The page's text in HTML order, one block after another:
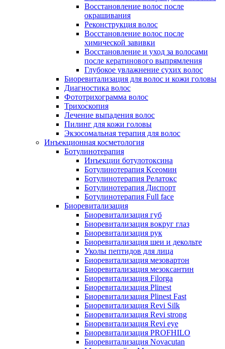
Восстановление волос после
окрашивания
Реконструкция волос
Восстановление волос после
химической завивки
Восстановление и уход за волосами
после кератинового выпрямления
Глубокое увлажнение сухих волос
Биоревитализация для волос и кожи головы
Диагностика волос
Фототрихограмма волос
Трихоскопия
Лечение выпадения волос
Пилинг для кожи головы
Экзосомальная терапия для волос
Инъекционная косметология
Ботулинотерапия
Инъекции ботулотоксина
Ботулинотерапия Ксеомин
Ботулинотерапия Релатокс
Ботулинотерапия Диспорт
Ботулинотерапия Full face
Биоревитализация
Биоревитализация губ
Биоревитализация вокруг глаз
Биоревитализация рук
Биоревитализация шеи и декольте
Уколы пептидов для лица
Биоревитализация мезовартон
Биоревитализация мезоксантин
Биоревитализация Filorga
Биоревитализация Plinest
Биоревитализация Plinest Fast
Биоревитализация Revi Silk
Биоревитализация Revi strong
Биоревитализация Revi eye
Биоревитализация PROFHILO
Биоревитализация Novacutan